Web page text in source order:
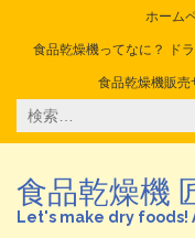
ホーム
食品乾燥機ってなに？ ド
食品乾燥機販売
検
索:
食品乾燥機
Let's make dry foods!